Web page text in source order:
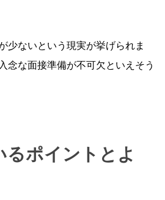
少ないという現実が挙げられま
念な面接準備が不可欠といえそう
るポイントとよ